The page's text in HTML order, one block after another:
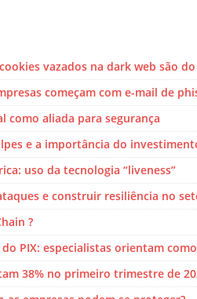
vazados na dark web são
começam com e-mail de
como aliada para segurança
e a importância do
uso da tecnologia “liveness”
e construir resiliência no
?
PIX: especialistas orientam
38% no primeiro trimestre de